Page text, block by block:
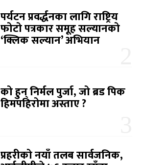
पर्यटन प्रवर्द्धनका लागि राष्ट्रिय
फोटो पत्रकार समूह सल्यानको
‘क्लिक सल्यान’ अभियान
को हुन् निर्मल पुर्जा, जो ब्रड पिक
हिमपहिरोमा अस्ताए ?
प्रहरीको नयाँ तलब सार्वजनिक,